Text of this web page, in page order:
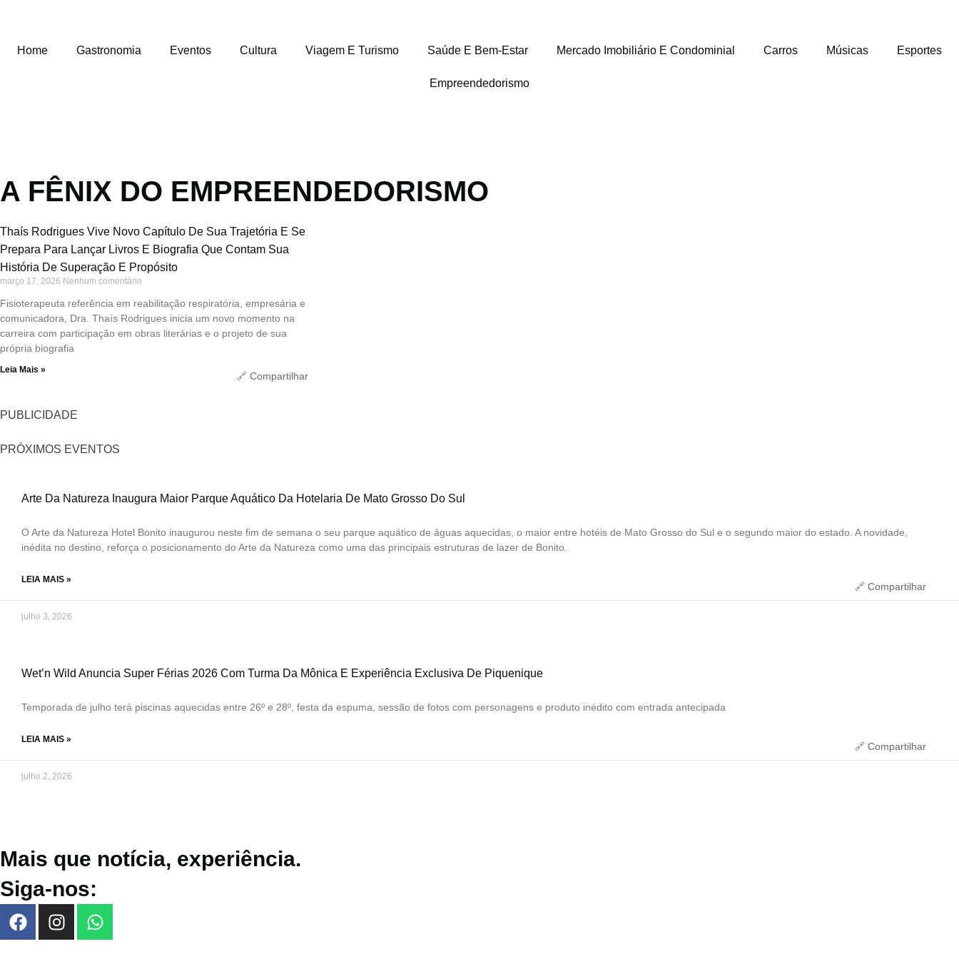
Home Gastronomia Eventos Cultura Viagem E Turismo Saúde E Bem-Estar Mercado Imobiliário E Condominial Carros Músicas Esportes
Empreendedorismo
A FÊNIX DO EMPREENDEDORISMO
Thaís Rodrigues Vive Novo Capítulo De Sua Trajetória E Se
Prepara Para Lançar Livros E Biografia Que Contam Sua
História De Superação E Propósito
março 17, 2026 Nenhum comentário
Fisioterapeuta referência em reabilitação respiratória, empresária e
comunicadora, Dra. Thaís Rodrigues inicia um novo momento na
carreira com participação em obras literárias e o projeto de sua
própria biografia
Leia Mais »
🔗 Compartilhar
PUBLICIDADE
PRÓXIMOS EVENTOS
Arte Da Natureza Inaugura Maior Parque Aquático Da Hotelaria De Mato Grosso Do Sul
O Arte da Natureza Hotel Bonito inaugurou neste fim de semana o seu parque aquático de águas aquecidas, o maior entre hotéis de Mato Grosso do Sul e o segundo maior do estado. A novidade,
inédita no destino, reforça o posicionamento do Arte da Natureza como uma das principais estruturas de lazer de Bonito.
LEIA MAIS »
🔗 Compartilhar
julho 3, 2026
Wet’n Wild Anuncia Super Férias 2026 Com Turma Da Mônica E Experiência Exclusiva De Piquenique
Temporada de julho terá piscinas aquecidas entre 26º e 28º, festa da espuma, sessão de fotos com personagens e produto inédito com entrada antecipada
LEIA MAIS »
🔗 Compartilhar
julho 2, 2026
Mais que notícia, experiência.
Siga-nos: